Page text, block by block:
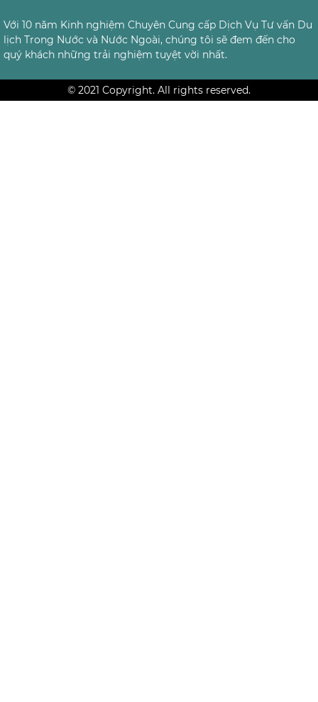
Với 10 năm Kinh nghiệm Chuyên Cung cấp Dịch Vụ Tư vấn Du
lịch Trong Nước và Nước Ngoài, chúng tôi sẽ đem đến cho
quý khách những trải nghiệm tuyệt vời nhất.
© 2021 Copyright. All rights reserved.